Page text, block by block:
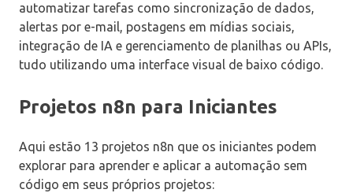
automatizar tarefas como sincronização de dados,
alertas por e-mail, postagens em mídias sociais,
integração de IA e gerenciamento de planilhas ou APIs,
tudo utilizando uma interface visual de baixo código.
Projetos n8n para Iniciantes
Aqui estão 13 projetos n8n que os iniciantes podem
explorar para aprender e aplicar a automação sem
código em seus próprios projetos: